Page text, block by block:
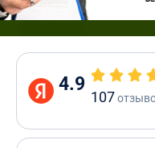
4.9
107